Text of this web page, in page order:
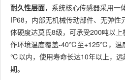
耐久性层面，系统核心传感器采用一
IP68，内部无机械传动部件、无弹性
体硬度达莫氏8级，可承受200吨以
作环境温度覆盖-40℃至+125℃，温
℃以内，使用寿命长达10年以上，远
期。